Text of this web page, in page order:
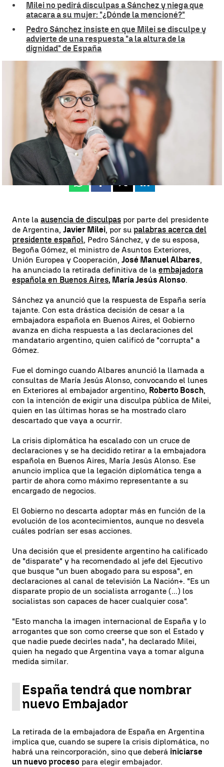
Milei no pedirá disculpas a Sánchez y niega que
atacara a su mujer: "¿Dónde la mencioné?"
Pedro Sánchez insiste en que Milei se disculpe y
advierte de una respuesta "a la altura de la
dignidad" de España
España retira a su embajadora en Argentina |
Ángela Clemente
Actualizado:21 de mayo de 2024, 21:23
Publicado: 21 de mayo de 2024, 13:36
WhatsappFacebook
X Linkedin
Ante la ausencia de disculpas por parte del presidente
de Argentina, Javier Milei, por su palabras acerca del
presidente español, Pedro Sánchez, y de su esposa,
Begoña Gómez, el ministro de Asuntos Exteriores,
Unión Europea y Cooperación, José Manuel Albares,
ha anunciado la retirada definitiva de la embajadora
española en Buenos Aires, María Jesús Alonso.
Sánchez ya anunció que la respuesta de España sería
tajante. Con esta drástica decisión de cesar a la
embajadora española en Buenos Aires, el Gobierno
avanza en dicha respuesta a las declaraciones del
mandatario argentino, quien calificó de "corrupta" a
Gómez.
Fue el domingo cuando Albares anunció la llamada a
consultas de María Jesús Alonso, convocando el lunes
en Exteriores al embajador argentino, Roberto Bosch,
con la intención de exigir una disculpa pública de Milei,
quien en las últimas horas se ha mostrado claro
descartado que vaya a ocurrir.
La crisis diplomática ha escalado con un cruce de
declaraciones y se ha decidido retirar a la embajadora
española en Buenos Aires, María Jesús Alonso. Ese
anuncio implica que la legación diplomática tenga a
partir de ahora como máximo representante a su
encargado de negocios.
El Gobierno no descarta adoptar más en función de la
evolución de los acontecimientos, aunque no desvela
cuáles podrían ser esas acciones.
Una decisión que el presidente argentino ha calificado
de "disparate" y ha recomendado al jefe del Ejecutivo
que busque "un buen abogado para su esposa", en
declaraciones al canal de televisión La Nación+. "Es un
disparate propio de un socialista arrogante (...) los
socialistas son capaces de hacer cualquier cosa".
"Esto mancha la imagen internacional de España y lo
arrogantes que son como creerse que son el Estado y
que nadie puede decirles nada", ha declarado Milei,
quien ha negado que Argentina vaya a tomar alguna
medida similar.
España tendrá que nombrar
nuevo Embajador
La retirada de la embajadora de España en Argentina
implica que, cuando se supere la crisis diplomática, no
habrá una reincorporación, sino que deberá iniciarse
un nuevo proceso para elegir embajador.